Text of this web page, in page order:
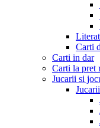
Carti
Carti in dar
Carti la pret
Jucarii si